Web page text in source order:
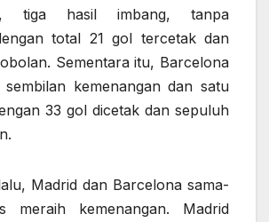
tiga hasil imbang, tanpa
total 21 gol tercetak dan
Sementara itu, Barcelona
sembilan kemenangan dan satu
33 gol dicetak dan sepuluh
Madrid dan Barcelona sama-
meraih kemenangan. Madrid